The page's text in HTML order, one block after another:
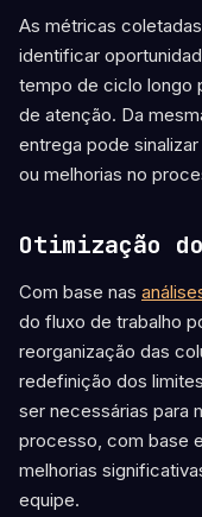
As métricas
identificar
tempo de ciclo longo
de atenção. Da
entrega pode
ou melhorias no
Otimização
Com base nas
do fluxo de trabalho
reorganização das
redefinição dos
ser necessárias para
processo, com base
melhorias
equipe.